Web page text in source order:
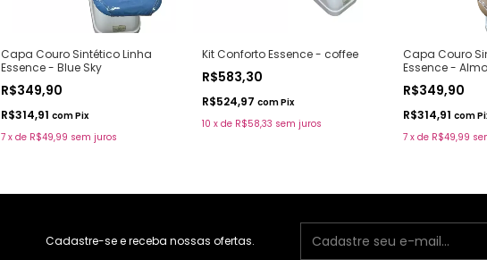
Capa Couro Sintético Linha
Essence - Blue Sky
R$349,90
R$314,91 comPix
7 x de R$49,99 sem juros
Kit Conforto Essence - coffee
R$583,30
R$524,97 comPix
10 x de R$58,33 sem juros
Capa Couro
Essence -
R$349,90
R$314,91 com
7 x de R$49,99
Cadastre-se e receba nossas ofertas.